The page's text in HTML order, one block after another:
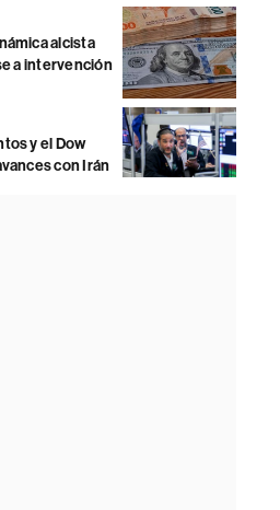
alcista
a intervención
y el Dow
con Irán